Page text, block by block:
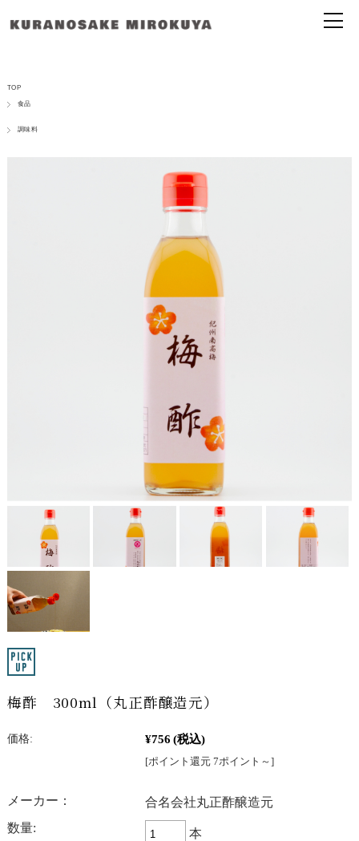
TOP
食品
調味料
梅酢 300ml（丸正酢醸造元）
価格: ¥756 (税込)
[ポイント還元 7ポイント～]
メーカー：
合名会社丸正酢醸造元
数量:
本